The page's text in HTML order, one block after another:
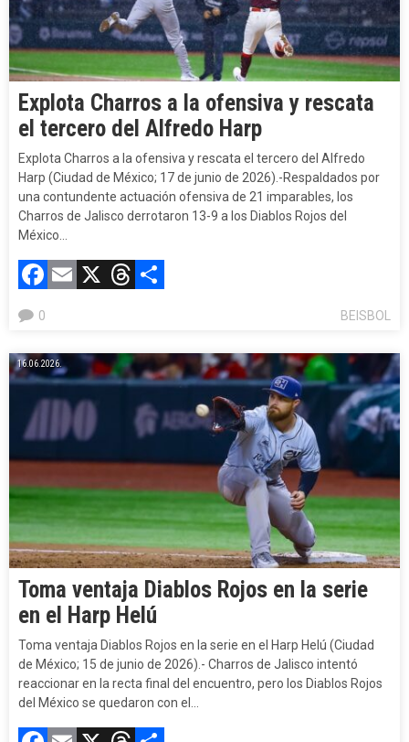
Explota Charros a la ofensiva y rescata
el tercero del Alfredo Harp
Explota Charros a la ofensiva y rescata el tercero del Alfredo
Harp (Ciudad de México; 17 de junio de 2026).-Respaldados por
una contundente actuación ofensiva de 21 imparables, los
Charros de Jalisco derrotaron 13-9 a los Diablos Rojos del
México…
Facebook
Email
X Threads
BEISBOL
0
16.06.2026.
Toma ventaja Diablos Rojos en la serie
en el Harp Helú
Toma ventaja Diablos Rojos en la serie en el Harp Helú (Ciudad
de México; 15 de junio de 2026).- Charros de Jalisco intentó
reaccionar en la recta final del encuentro, pero los Diablos Rojos
del México se quedaron con el…